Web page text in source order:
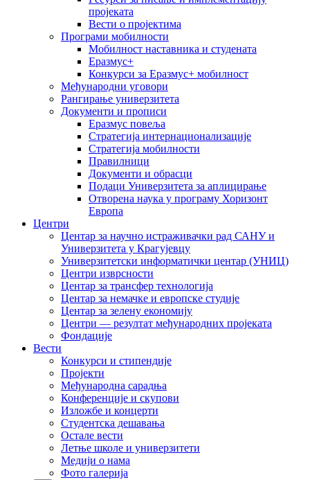
пројеката
Вести о пројектима
Програми мобилности
Мобилност наставника и студената
Еразмус+
Конкурси за Еразмус+ мобилност
Међународни уговори
Рангирање универзитета
Документи и прописи
Еразмус повеља
Стратегија интернационализације
Стратегија мобилности
Правилници
Документи и обрасци
Подаци Универзитета за аплицирање
Отворена наука у програму Хоризонт
Европа
Центри
Центар за научно истраживачки рад САНУ и
Универзитета у Крагујевцу
Универзитетски информатички центар (УНИЦ)
Центри изврсности
Центар за трансфер технологија
Центар за немачке и европске студије
Центар за зелену економију
Центри — резултат међународних пројеката
Фондације
Вести
Конкурси и стипендије
Пројекти
Међународна сарадња
Конференције и скупови
Изложбе и концерти
Студентска дешавања
Остале вести
Летње школе и универзитети
Медији о нама
Фото галерија